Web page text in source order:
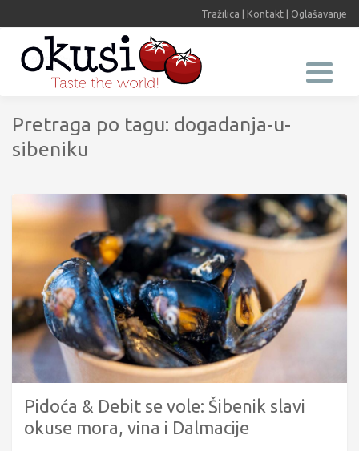
Tražilica Kontakt Oglašavanje
Pretraga po tagu: dogadanja-u-
sibeniku
Pidoća & Debit se vole: Šibenik slavi
okuse mora, vina i Dalmacije